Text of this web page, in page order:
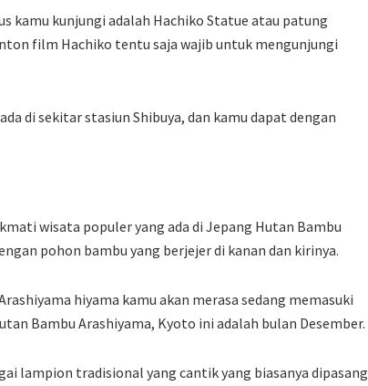
kamu kunjungi adalah Hachiko Statue atau patung
film Hachiko tentu saja wajib untuk mengunjungi
di sekitar stasiun Shibuya, dan kamu dapat dengan
wisata populer yang ada di Jepang Hutan Bambu
pohon bambu yang berjejer di kanan dan kirinya.
hiyama kamu akan merasa sedang memasuki
Bambu Arashiyama, Kyoto ini adalah bulan Desember.
lampion tradisional yang cantik yang biasanya dipasang